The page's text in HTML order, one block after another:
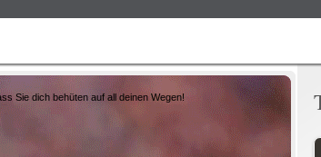
Sie dich behüten auf all deinen Wegen!